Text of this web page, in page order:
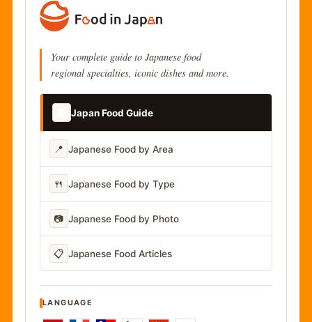
Your complete guide to Japanese food
regional specialties, iconic dishes and more.
Japan Food Guide
📍 Japanese Food by Area
🍴 Japanese Food by Type
📷 Japanese Food by Photo
📋 Japanese Food Articles
LANGUAGE